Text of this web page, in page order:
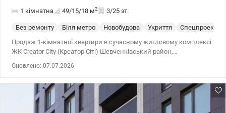
1 кімнатна 49/15/18 м2 3/25 эт.
Без ремонту Біля метро Новобудова Укриття Спецпроект
Продаж 1-кімнатної квартири в сучасному житловому комплексі
ЖК Creator City (Креатор Сіті) Шевченківський район,
Загальна площа: 49 м², поверх: 3. Планування: окреме (зручне
реалізації власного дизайну Перевага комплексу: В будинку
встановлено генератор на все, що забезпечує комфорт навіть під
час відключень електроенергії. ЖК Creator City — це сучасний
Оновлено: 07.07.2026